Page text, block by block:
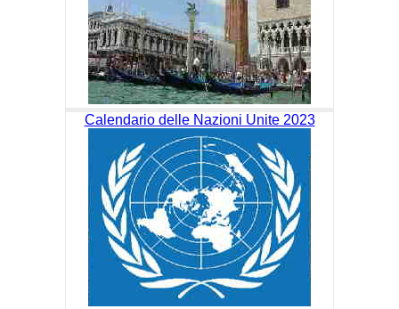
Calendario delle Nazioni Unite 2023